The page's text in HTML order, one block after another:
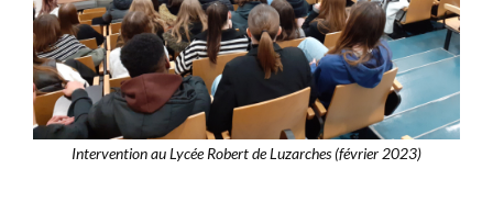
Intervention au Lycée Robert de Luzarches (février 2023)